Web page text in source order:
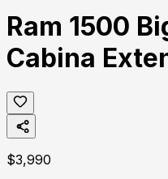
Ram 1500
Cabina
$3,990